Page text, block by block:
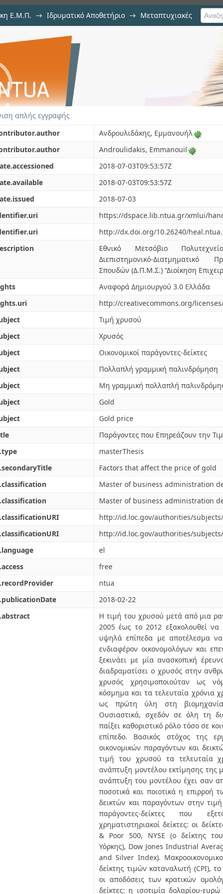
Ε.Μ.Π. → Ιδρυματικό Αποθετήριο → Μεταπτυχιακές
την Τιμή του Χρυσού
απλής εγγραφής
Ανδρουλιδάκης, Εμμανουήλ
Androulidakis, Emmanouil
2018-07-03T09:53:57Z
2018-07-03T09:53:57Z
2018-07-03
https://dspace.lib.ntua.gr/xmlui/
http://dx.doi.org/10.26240/
Εθνικό Μετσόβιο
Διεπιστημονικό-Διατμηματικό
Σπουδών (Δ.Π.Μ.Σ.) “Διοίκηση
Αναφορά Δημιουργού 3.0 Ελλάδα
http://creativecommons.org/
Τιμή χρυσού
Χρυσός
Οικονομικοί παράγοντες-δείκτες
Πολλαπλή γραμμική παλινδρόμηση
Μη γραμμική πολλαπλή
Gold
Gold price
Παράγοντες που Επηρεάζουν την
masterThesis
Factors that affect the price of gold
Master of business administration
Master of business administration
http://id.loc.gov/authorities/
http://id.loc.gov/authorities/
el
free
ntua
2018-02-22
Η τιμή του χρυσού μετά από μια
2005 έως το 2012 εξακολουθεί
υψηλά επίπεδα με αποτέλεσμα να
ενδιαφέρον οικονομολόγων και
ξεκινάει με μία ανασκοπική
διαδραματίσει ο χρυσός στην
χρυσός χρησιμοποιούταν ως
κόσμημα και τα τελευταία χρόνια
ως πρώτη ύλη στη
Ουσιαστικά, σχεδόν σε όλη τη
παίξει καθοριστικό ρόλο τόσο σε
επίπεδο. Βασικός στόχος της
οικονομικών παραγόντων και
τιμή του χρυσού τα τελευταία
ανάπτυξη μοντέλου εκτίμησης της
ανάπτυξη του μοντέλου έχει σαν
ποσοτικά και ποιοτικά η επιρροή
δεικτών και παραγόντων στην
παράγοντες-δείκτες που
χρηματιστηριακοί δείκτες: οι
& Poor 500, NYSE (ο δείκτης
Υόρκης), Dow Jones Industrial
and Silver Index).
δείκτης τιμών καταναλωτή (CPI),
οι αποδόσεις των κρατικών
δείκτες: η ισοτιμία δολαρίου-